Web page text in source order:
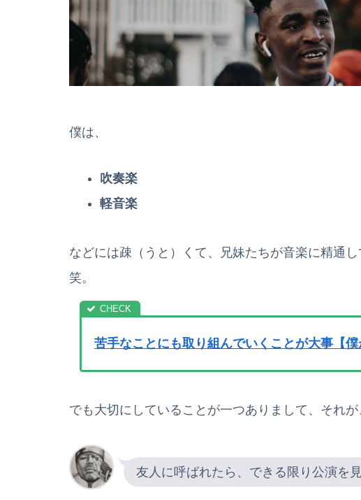
僕は、
吹奏楽
軽音楽
などには疎（うと）くて、兄妹たちが音楽に精通し
笑。
苦手なことにも取り組んでいくことが大事【僕
でも大切にしていることが一つありまして、それが
友人に呼ばれたら、できる限り公演を